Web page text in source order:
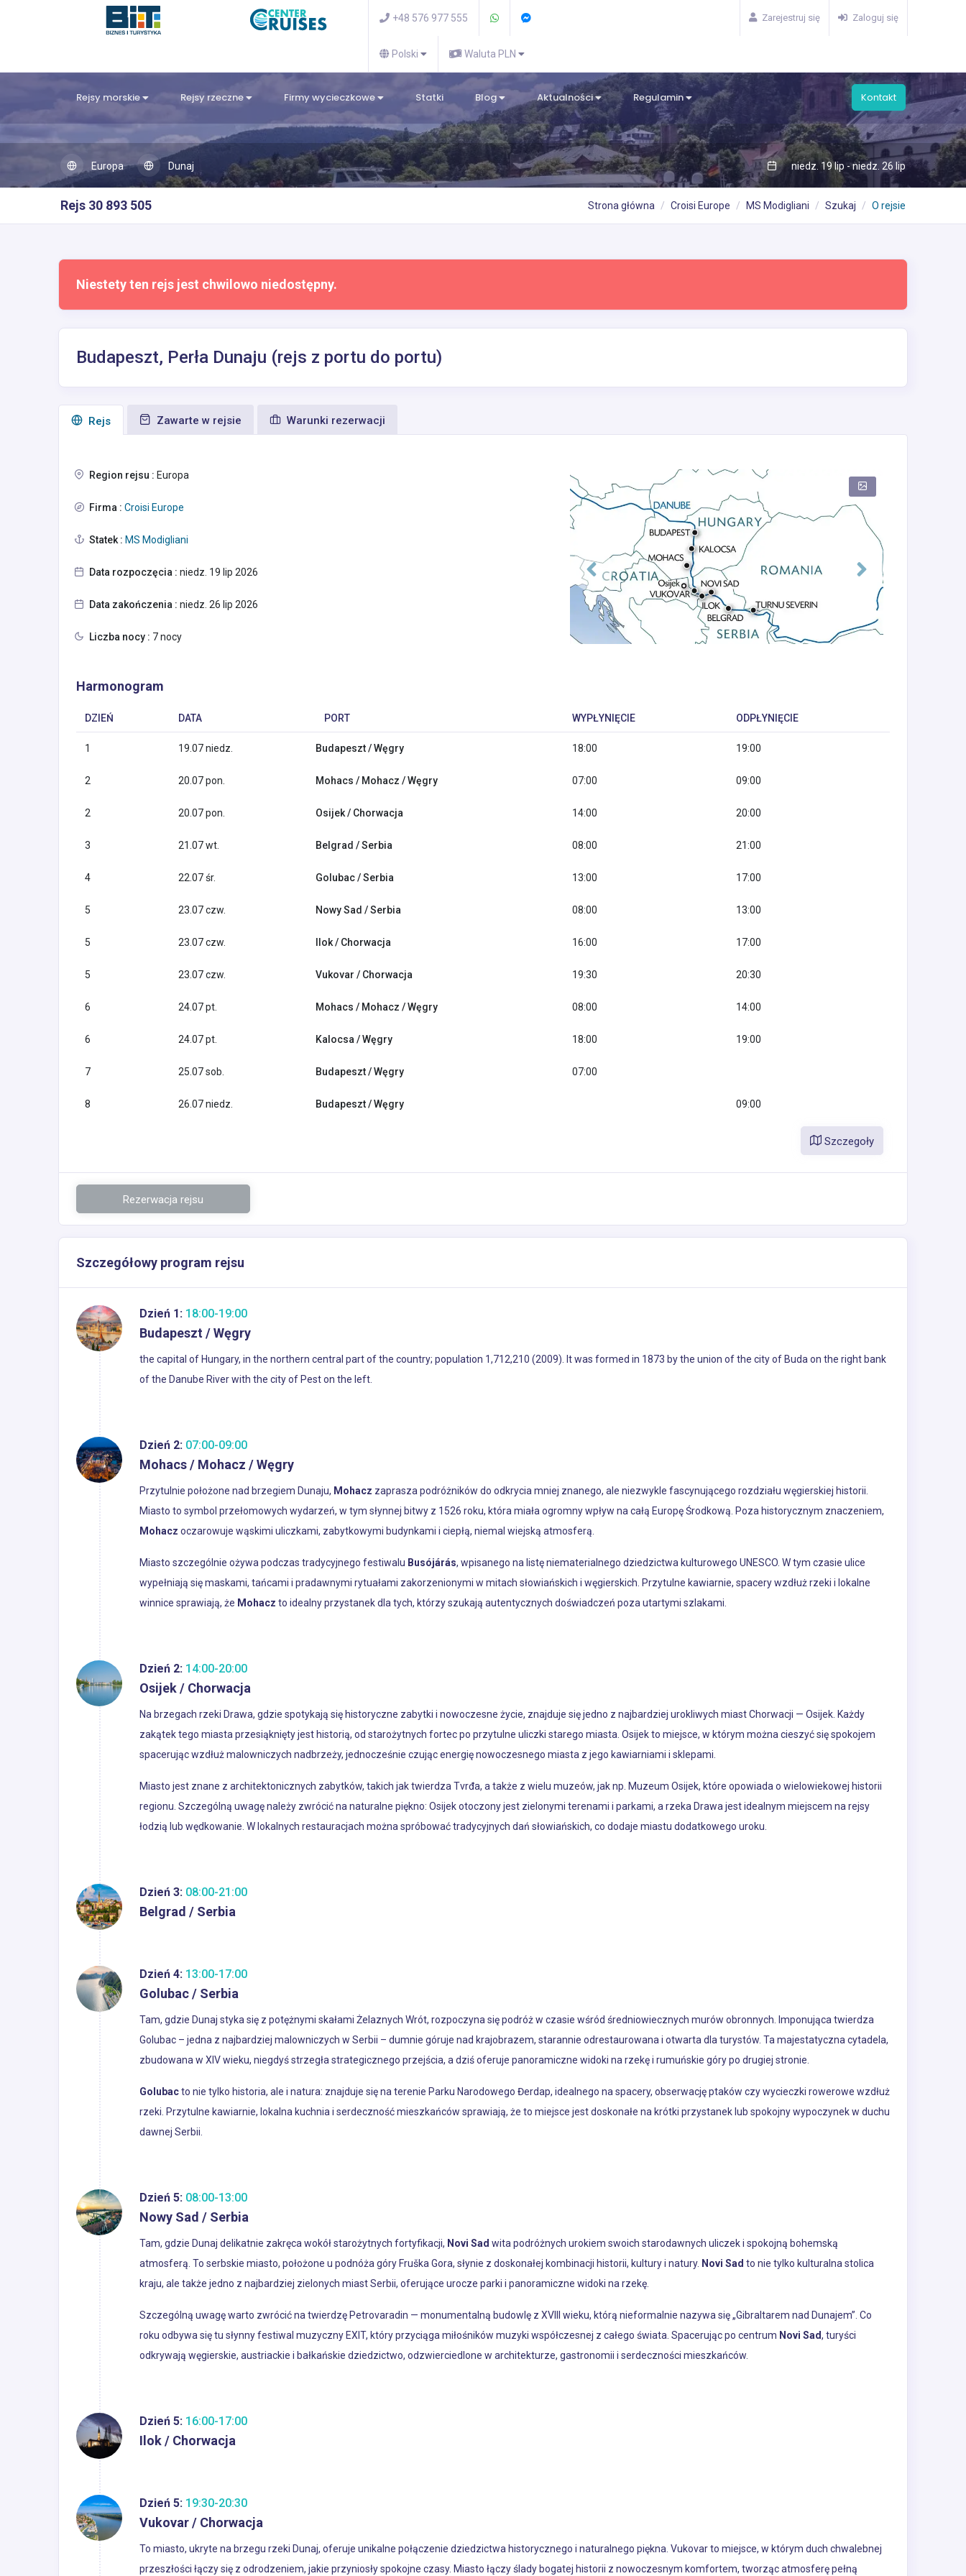
+48 576 977 555
Polski Waluta PLN
Zarejestruj się Zaloguj się
Rejsy morskie Rejsy rzeczne Firmy wycieczkowe Statki Blog Aktualności Regulamin Kontakt
Europa Dunaj niedz. 19 lip - niedz. 26 lip
Rejs 30 893 505 Strona główna Croisi Europe MS Modigliani Szukaj O rejsie
Niestety ten rejs jest chwilowo niedostępny.
Budapeszt, Perła Dunaju (rejs z portu do portu)
Rejs Zawarte w rejsie Warunki rezerwacji
Region rejsu : Europa
Firma : Croisi Europe
Statek : MS Modigliani
Data rozpoczęcia : niedz. 19 lip 2026
Data zakończenia : niedz. 26 lip 2026
Liczba nocy : 7 nocy
Harmonogram
DZIEŃ DATA PORT WYPŁYNIĘCIE ODPŁYNIĘCIE
1 19.07 niedz. Budapeszt / Węgry 18:00 19:00
2 20.07 pon. Mohacs / Mohacz / Węgry 07:00 09:00
2 20.07 pon. Osijek / Chorwacja 14:00 20:00
3 21.07 wt. Belgrad / Serbia 08:00 21:00
4 22.07 śr. Golubac / Serbia 13:00 17:00
5 23.07 czw. Nowy Sad / Serbia 08:00 13:00
5 23.07 czw. Ilok / Chorwacja 16:00 17:00
5 23.07 czw. Vukovar / Chorwacja 19:30 20:30
6 24.07 pt. Mohacs / Mohacz / Węgry 08:00 14:00
6 24.07 pt. Kalocsa / Węgry 18:00 19:00
7 25.07 sob. Budapeszt / Węgry 07:00
8 26.07 niedz. Budapeszt / Węgry 09:00
Szczegoły
Rezerwacja rejsu
Szczegółowy program rejsu
Dzień 1: 18:00-19:00
Budapeszt / Węgry
the capital of Hungary, in the northern central part of the country; population 1,712,210 (2009). It was formed in 1873 by the union of the city of Buda on the right bank
of the Danube River with the city of Pest on the left.
Dzień 2: 07:00-09:00
Mohacs / Mohacz / Węgry
Przytulnie położone nad brzegiem Dunaju, Mohacz zaprasza podróżników do odkrycia mniej znanego, ale niezwykle fascynującego rozdziału węgierskiej historii.
Miasto to symbol przełomowych wydarzeń, w tym słynnej bitwy z 1526 roku, która miała ogromny wpływ na całą Europę Środkową. Poza historycznym znaczeniem,
Mohacz oczarowuje wąskimi uliczkami, zabytkowymi budynkami i ciepłą, niemal wiejską atmosferą.
Miasto szczególnie ożywa podczas tradycyjnego festiwalu Busójárás, wpisanego na listę niematerialnego dziedzictwa kulturowego UNESCO. W tym czasie ulice
wypełniają się maskami, tańcami i pradawnymi rytuałami zakorzenionymi w mitach słowiańskich i węgierskich. Przytulne kawiarnie, spacery wzdłuż rzeki i lokalne
winnice sprawiają, że Mohacz to idealny przystanek dla tych, którzy szukają autentycznych doświadczeń poza utartymi szlakami.
Dzień 2: 14:00-20:00
Osijek / Chorwacja
Na brzegach rzeki Drawa, gdzie spotykają się historyczne zabytki i nowoczesne życie, znajduje się jedno z najbardziej urokliwych miast Chorwacji — Osijek. Każdy
zakątek tego miasta przesiąknięty jest historią, od starożytnych fortec po przytulne uliczki starego miasta. Osijek to miejsce, w którym można cieszyć się spokojem
spacerując wzdłuż malowniczych nadbrzeży, jednocześnie czując energię nowoczesnego miasta z jego kawiarniami i sklepami.
Miasto jest znane z architektonicznych zabytków, takich jak twierdza Tvrđa, a także z wielu muzeów, jak np. Muzeum Osijek, które opowiada o wielowiekowej historii
regionu. Szczególną uwagę należy zwrócić na naturalne piękno: Osijek otoczony jest zielonymi terenami i parkami, a rzeka Drawa jest idealnym miejscem na rejsy
łodzią lub wędkowanie. W lokalnych restauracjach można spróbować tradycyjnych dań słowiańskich, co dodaje miastu dodatkowego uroku.
Dzień 3: 08:00-21:00
Belgrad / Serbia
Dzień 4: 13:00-17:00
Golubac / Serbia
Tam, gdzie Dunaj styka się z potężnymi skałami Żelaznych Wrót, rozpoczyna się podróż w czasie wśród średniowiecznych murów obronnych. Imponująca twierdza
Golubac – jedna z najbardziej malowniczych w Serbii – dumnie góruje nad krajobrazem, starannie odrestaurowana i otwarta dla turystów. Ta majestatyczna cytadela,
zbudowana w XIV wieku, niegdyś strzegła strategicznego przejścia, a dziś oferuje panoramiczne widoki na rzekę i rumuńskie góry po drugiej stronie.
Golubacto nie tylko historia, ale i natura: znajduje się na terenie Parku Narodowego Đerdap, idealnego na spacery, obserwację ptaków czy wycieczki rowerowe wzdłuż
rzeki. Przytulne kawiarnie, lokalna kuchnia i serdeczność mieszkańców sprawiają, że to miejsce jest doskonałe na krótki przystanek lub spokojny wypoczynek w duchu
dawnej Serbii.
Dzień 5: 08:00-13:00
Nowy Sad / Serbia
Tam, gdzie Dunaj delikatnie zakręca wokół starożytnych fortyfikacji, Novi Sad wita podróżnych urokiem swoich starodawnych uliczek i spokojną bohemską
atmosferą. To serbskie miasto, położone u podnóża góry Fruška Gora, słynie z doskonałej kombinacji historii, kultury i natury. Novi Sad to nie tylko kulturalna stolica
kraju, ale także jedno z najbardziej zielonych miast Serbii, oferujące urocze parki i panoramiczne widoki na rzekę.
Szczególną uwagę warto zwrócić na twierdzę Petrovaradin — monumentalną budowlę z XVIII wieku, którą nieformalnie nazywa się „Gibraltarem nad Dunajem”. Co
roku odbywa się tu słynny festiwal muzyczny EXIT, który przyciąga miłośników muzyki współczesnej z całego świata. Spacerując po centrum Novi Sad, turyści
odkrywają węgierskie, austriackie i bałkańskie dziedzictwo, odzwierciedlone w architekturze, gastronomii i serdeczności mieszkańców.
Dzień 5: 16:00-17:00
Ilok / Chorwacja
Dzień 5: 19:30-20:30
Vukovar / Chorwacja
To miasto, ukryte na brzegu rzeki Dunaj, oferuje unikalne połączenie dziedzictwa historycznego i naturalnego piękna. Vukovar to miejsce, w którym duch chwalebnej
przeszłości łączy się z odrodzeniem, jakie przyniosły spokojne czasy. Miasto łączy ślady bogatej historii z nowoczesnym komfortem, tworząc atmosferę pełną